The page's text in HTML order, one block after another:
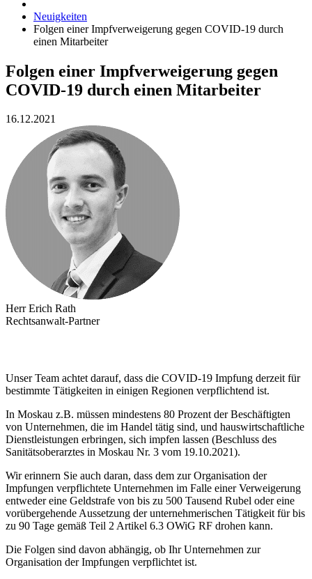
Neuigkeiten
Folgen einer Impfverweigerung gegen COVID-19 durch
einen Mitarbeiter
Folgen einer Impfverweigerung gegen
COVID-19 durch einen Mitarbeiter
16.12.2021
Herr Erich Rath
Rechtsanwalt-Partner
Unser Team achtet darauf, dass die COVID-19 Impfung derzeit für
bestimmte Tätigkeiten in einigen Regionen verpflichtend ist.
In Moskau z.B. müssen mindestens 80 Prozent der Beschäftigten
von Unternehmen, die im Handel tätig sind, und hauswirtschaftliche
Dienstleistungen erbringen, sich impfen lassen (Beschluss des
Sanitätsoberarztes in Moskau Nr. 3 vom 19.10.2021).
Wir erinnern Sie auch daran, dass dem zur Organisation der
Impfungen verpflichtete Unternehmen im Falle einer Verweigerung
entweder eine Geldstrafe von bis zu 500 Tausend Rubel oder eine
vorübergehende Aussetzung der unternehmerischen Tätigkeit für bis
zu 90 Tage gemäß Teil 2 Artikel 6.3 OWiG RF drohen kann.
Die Folgen sind davon abhängig, ob Ihr Unternehmen zur
Organisation der Impfungen verpflichtet ist.